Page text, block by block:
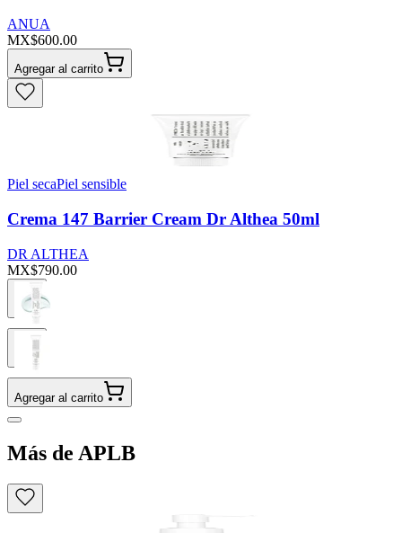
ANUA
MX$600.00
Agregar al carrito
Piel secaPiel sensible
Crema 147 Barrier Cream Dr Althea 50ml
DR ALTHEA
MX$790.00
Agregar al carrito
Más de APLB